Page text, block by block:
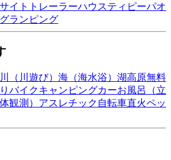
イト トレーラーハウスティピーパオ
グランピング
川（川遊び） 海（海水浴） 湖高原無料
バイクキャンピングカーお風呂（立
観測） アスレチック 自転車直火ペッ